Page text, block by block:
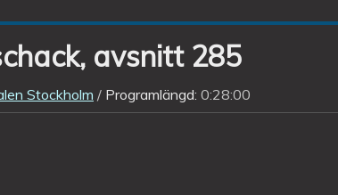
avsnitt 285
Stockholm Programlängd: 0:28:00